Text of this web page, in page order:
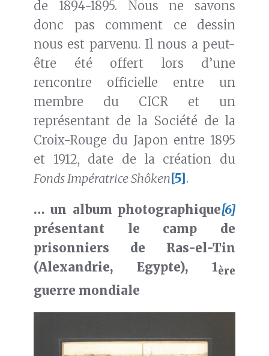
de 1894-1895. Nous ne savons
donc pas comment ce dessin
nous est parvenu. Il nous a peut-
être été offert lors d’une
rencontre officielle entre un
membre du CICR et un
représentant de la Société de la
Croix-Rouge du Japon entre 1895
et 1912, date de la création du
Fonds Impératrice Shôken [5] .
… un album photographique[6]
présentant le camp de
prisonniers de Ras-el-Tin
(Alexandrie, Egypte), 1ère
guerre mondiale